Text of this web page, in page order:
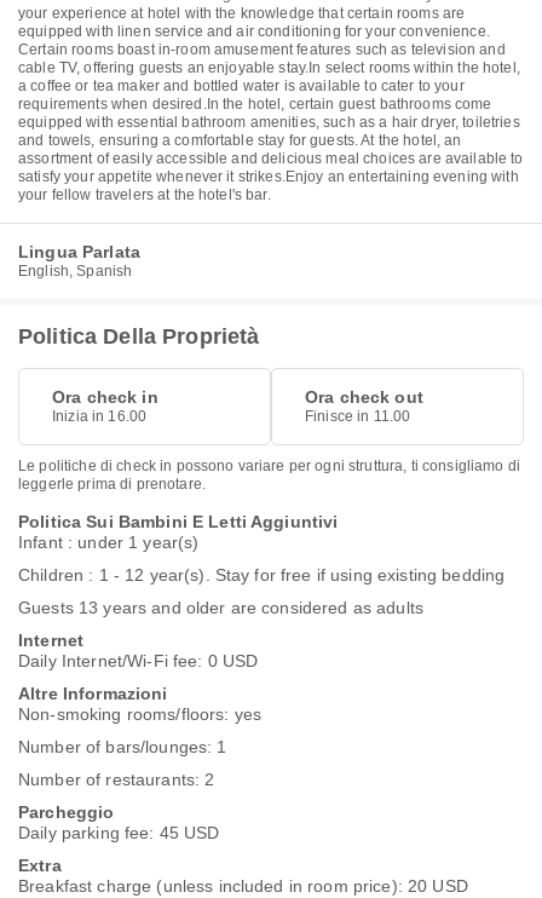
your experience at hotel with the knowledge that certain rooms are
equipped with linen service and air conditioning for your convenience.
Certain rooms boast in-room amusement features such as television and
cable TV, offering guests an enjoyable stay.In select rooms within the hotel,
a coffee or tea maker and bottled water is available to cater to your
requirements when desired.In the hotel, certain guest bathrooms come
equipped with essential bathroom amenities, such as a hair dryer, toiletries
and towels, ensuring a comfortable stay for guests. At the hotel, an
assortment of easily accessible and delicious meal choices are available to
satisfy your appetite whenever it strikes.Enjoy an entertaining evening with
your fellow travelers at the hotel's bar.
Lingua Parlata
English, Spanish
Politica Della Proprietà
Ora check in
Inizia in 16.00
Ora check out
Finisce in 11.00
Le politiche di check in possono variare per ogni struttura, ti consigliamo di
leggerle prima di prenotare.
Politica Sui Bambini E Letti Aggiuntivi
Infant : under 1 year(s)
Children : 1 - 12 year(s). Stay for free if using existing bedding
Guests 13 years and older are considered as adults
Internet
Daily Internet/Wi-Fi fee: 0 USD
Altre Informazioni
Non-smoking rooms/floors: yes
Number of bars/lounges: 1
Number of restaurants: 2
Parcheggio
Daily parking fee: 45 USD
Extra
Breakfast charge (unless included in room price): 20 USD